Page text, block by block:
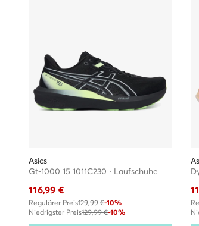
Bei uns findest Du nur Originalware
Asics
Gt-1000 15 1011C230 · Laufschuhe
116,99 €
Regulärer Preis129,99 €-10%
Niedrigster Preis129,99 €-10%